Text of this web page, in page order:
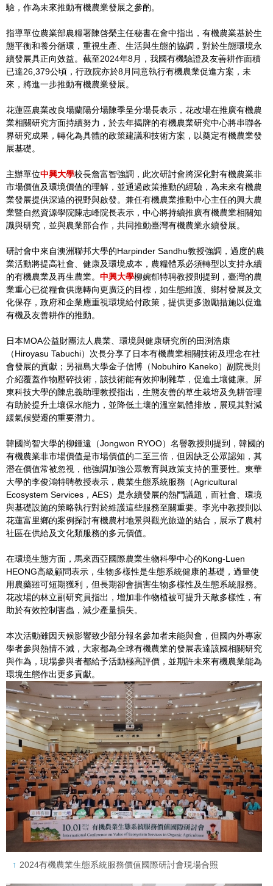
驗，作為未來推動有機農業發展之參酌。
指導單位農業部農糧署陳啓榮主任秘書在會中指出，有機農業基於生
態平衡和養分循環，重視生產、生活與生態的協調，對於生態環境永
續發展具正向效益。截至2024年8月，我國有機驗證及友善耕作面積
已達26,379公頃，行政院亦於8月同意執行有機農業促進方案，未
來，將進一步推動有機農業發展。
花蓮區農業改良場蘭陽分場陳季呈分場長表示，花改場在推廣有機農
業相關研究方面持續努力，於去年揭牌的有機農業研究中心將串聯各
界研究成果，轉化為具體的政策建議和技術方案，以奠定有機農業發
展基礎。
主辦單位中興大學校長詹富智強調，此次研討會將深化對有機農業非
市場價值及環境價值的理解，並通過政策推動的經驗，為未來有機農
業發展提供深遠的視野與啟發。兼任有機農業推動中心主任的興大農
業暨自然資源學院陳志峰院長表示，中心將持續推廣有機農業相關知
識與研究，並與農業部合作，共同推動臺灣有機農業永續發展。
研討會中來自澳洲聯邦大學的Harpinder Sandhu教授強調，過度的農
業活動將提高社會、健康及環境成本，農糧體系必須轉型以支持永續
的有機農業及再生農業。 中興大學柳婉郁特聘教授則提到，臺灣的農
業重心已從糧食供應轉向更廣泛的目標，如生態維護、鄉村發展及文
化保存，政府和企業應重視環境給付政策，提供更多激勵措施以促進
有機及友善耕作的推動。
日本MOA公益財團法人農業、環境與健康研究所的田渕浩康
（Hiroyasu Tabuchi）次長分享了日本有機農業相關技術及理念在社
會發展的貢獻；另福島大學金子信博（Nobuhiro Kaneko）副院長則
介紹覆蓋作物壓碎技術，該技術能有效抑制雜草，促進土壤健康。屏
東科技大學的陳忠義助理教授指出，生態友善的草生栽培及免耕管理
有助於提升土壤保水能力，並降低土壤的溫室氣體排放，展現其對減
緩氣候變遷的重要潛力。
韓國尚智大學的柳鍾遠（Jongwon RYOO）名譽教授則提到，韓國的
有機農業非市場價值是市場價值的二至三倍，但因缺乏公眾認知，其
潛在價值常被忽視，他強調加強公眾教育與政策支持的重要性。東華
大學的李俊鴻特聘教授表示，農業生態系統服務（Agricultural
Ecosystem Services，AES）是永續發展的熱門議題，而社會、環境
與基礎設施的策略執行對於維護這些服務至關重要。李光中教授則以
花蓮富里鄉的案例探討有機農村地景與觀光旅遊的結合，展示了農村
社區在供給及文化類服務的多元價值。
在環境生態方面，馬來西亞國際農業生物科學中心的Kong-Luen
HEONG高級顧問表示，生物多樣性是生態系統健康的基礎，過量使
用農藥雖可短期獲利，但長期卻會損害生物多樣性及生態系統服務。
花改場的林立副研究員指出，增加非作物植被可提升天敵多樣性，有
助於有效控制害蟲，減少產量損失。
本次活動雖因天候影響致少部分報名參加者未能與會，但國內外專家
學者參與熱情不減，大家都為全球有機農業的發展表達該國相關研究
與作為，現場參與者都給予活動極高評價，並期許未來有機農業能為
環境生態作出更多貢獻。
2024有機農業生態系統服務價值國際研討會現場合照